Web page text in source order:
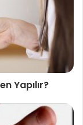
Yapılır?